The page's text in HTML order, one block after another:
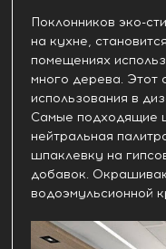
Поклонников эко-
на кухне,
помещениях
много дерева. Этот
использования в
Самые подходящие
нейтральная
шпаклевку на
добавок.
водоэмульсионной